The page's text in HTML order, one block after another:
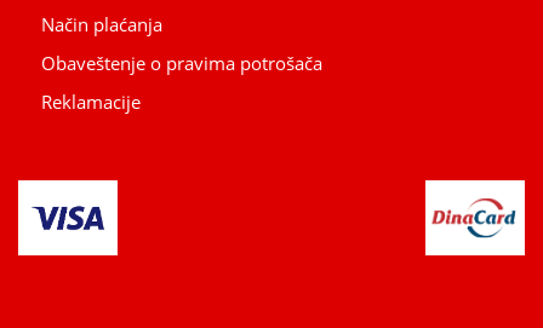
Način plaćanja
Obaveštenje o pravima potrošača
Reklamacije